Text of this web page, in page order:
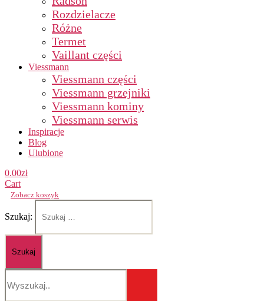
Rozdzielacze
Różne
Termet
Vaillant części
Viessmann
Viessmann części
Viessmann grzejniki
Viessmann kominy
Viessmann serwis
Inspiracje
Blog
Ulubione
0.00zł
Cart
Zobacz koszyk
Szukaj: